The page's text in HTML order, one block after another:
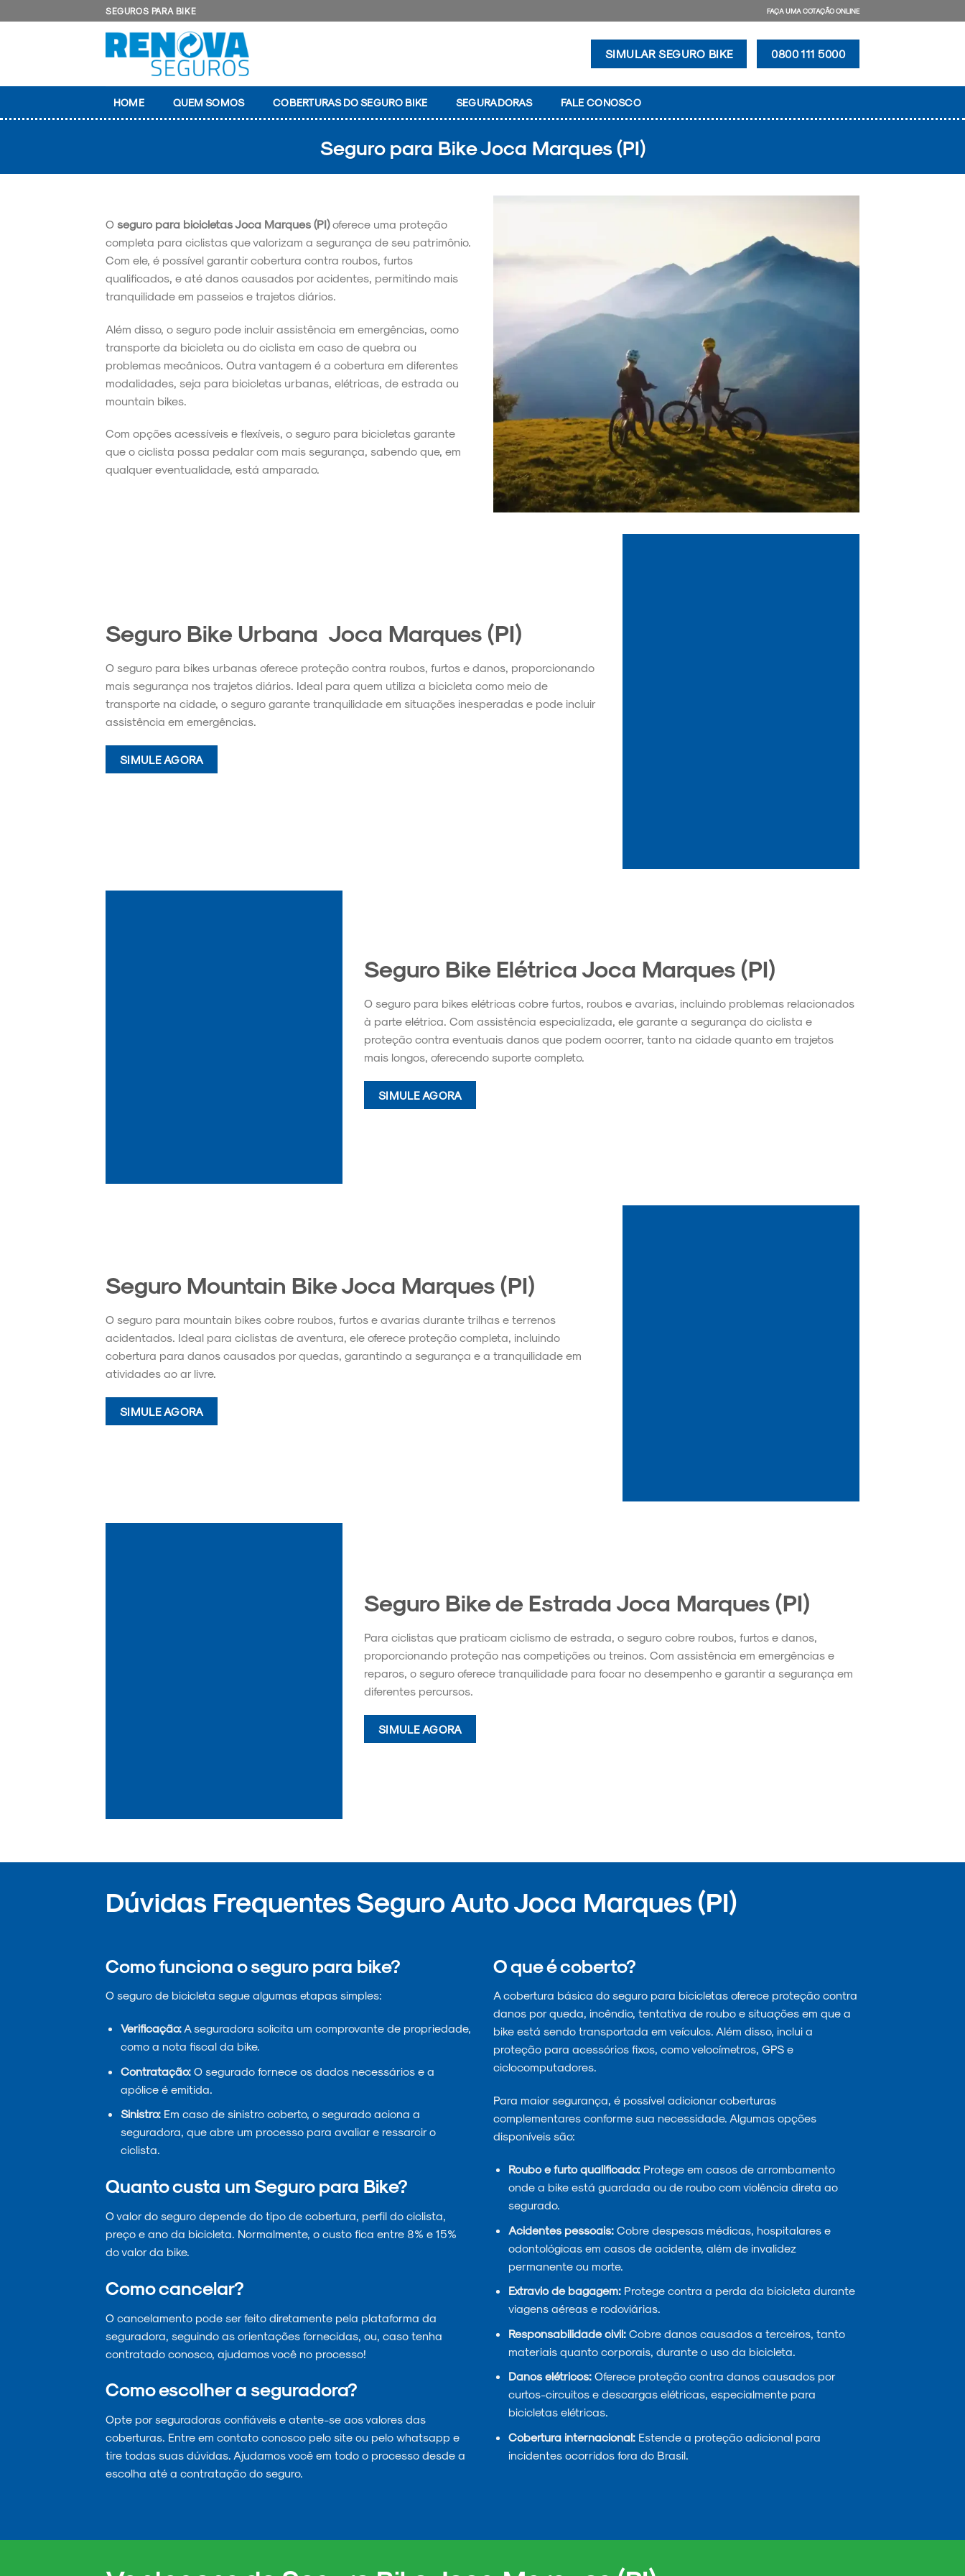
to
SEGUROS PARA BIKE FAÇA UMA COTAÇÃO ONLINE
SIMULAR SEGURO BIKE 0800 111 5000
HOME QUEM SOMOS COBERTURAS DO SEGURO BIKE SEGURADORAS FALE CONOSCO
Seguro para Bike Joca Marques (PI)
O seguro para bicicletas Joca Marques (PI)oferece uma proteção
completa para ciclistas que valorizam a segurança de seu patrimônio.
Com ele, é possível garantir cobertura contra roubos, furtos
qualificados, e até danos causados por acidentes, permitindo mais
tranquilidade em passeios e trajetos diários.
Além disso, o seguro pode incluir assistência em emergências, como
transporte da bicicleta ou do ciclista em caso de quebra ou
problemas mecânicos. Outra vantagem é a cobertura em diferentes
modalidades, seja para bicicletas urbanas, elétricas, de estrada ou
mountain bikes.
Com opções acessíveis e flexíveis, o seguro para bicicletas garante
que o ciclista possa pedalar com mais segurança, sabendo que, em
qualquer eventualidade, está amparado.
Seguro Bike Urbana Joca Marques (PI)
O seguro para bikes urbanas oferece proteção contra roubos, furtos e danos, proporcionando
mais segurança nos trajetos diários. Ideal para quem utiliza a bicicleta como meio de
transporte na cidade, o seguro garante tranquilidade em situações inesperadas e pode incluir
assistência em emergências.
SIMULE AGORA
Seguro Bike Elétrica Joca Marques (PI)
O seguro para bikes elétricas cobre furtos, roubos e avarias, incluindo problemas relacionados
à parte elétrica. Com assistência especializada, ele garante a segurança do ciclista e
proteção contra eventuais danos que podem ocorrer, tanto na cidade quanto em trajetos
mais longos, oferecendo suporte completo.
SIMULE AGORA
Seguro Mountain Bike Joca Marques (PI)
O seguro para mountain bikes cobre roubos, furtos e avarias durante trilhas e terrenos
acidentados. Ideal para ciclistas de aventura, ele oferece proteção completa, incluindo
cobertura para danos causados por quedas, garantindo a segurança e a tranquilidade em
atividades ao ar livre.
SIMULE AGORA
Seguro Bike de Estrada Joca Marques (PI)
Para ciclistas que praticam ciclismo de estrada, o seguro cobre roubos, furtos e danos,
proporcionando proteção nas competições ou treinos. Com assistência em emergências e
reparos, o seguro oferece tranquilidade para focar no desempenho e garantir a segurança em
diferentes percursos.
SIMULE AGORA
Dúvidas Frequentes Seguro Auto Joca Marques (PI)
Como funciona o seguro para bike?
O seguro de bicicleta segue algumas etapas simples:
Verificação:A seguradora solicita um comprovante de propriedade,
como a nota fiscal da bike.
Contratação:O segurado fornece os dados necessários e a
apólice é emitida.
Sinistro:Em caso de sinistro coberto, o segurado aciona a
seguradora, que abre um processo para avaliar e ressarcir o
ciclista.
Quanto custa um Seguro para Bike?
O valor do seguro depende do tipo de cobertura, perfil do ciclista,
preço e ano da bicicleta. Normalmente, o custo fica entre 8% e 15%
do valor da bike.
Como cancelar?
O cancelamento pode ser feito diretamente pela plataforma da
seguradora, seguindo as orientações fornecidas, ou, caso tenha
contratado conosco, ajudamos você no processo!
Como escolher a seguradora?
Opte por seguradoras confiáveis e atente-se aos valores das
coberturas. Entre em contato conosco pelo site ou pelo whatsapp e
tire todas suas dúvidas. Ajudamos você em todo o processo desde a
escolha até a contratação do seguro.
O que é coberto?
A cobertura básica do seguro para bicicletas oferece proteção contra
danos por queda, incêndio, tentativa de roubo e situações em que a
bike está sendo transportada em veículos. Além disso, inclui a
proteção para acessórios fixos, como velocímetros, GPS e
ciclocomputadores.
Para maior segurança, é possível adicionar coberturas
complementares conforme sua necessidade. Algumas opções
disponíveis são:
Roubo e furto qualificado:Protege em casos de arrombamento
onde a bike está guardada ou de roubo com violência direta ao
segurado.
Acidentes pessoais:Cobre despesas médicas, hospitalares e
odontológicas em casos de acidente, além de invalidez
permanente ou morte.
Extravio de bagagem:Protege contra a perda da bicicleta durante
viagens aéreas e rodoviárias.
Responsabilidade civil:Cobre danos causados a terceiros, tanto
materiais quanto corporais, durante o uso da bicicleta.
Danos elétricos:Oferece proteção contra danos causados por
curtos-circuitos e descargas elétricas, especialmente para
bicicletas elétricas.
Cobertura internacional:Estende a proteção adicional para
incidentes ocorridos fora do Brasil.